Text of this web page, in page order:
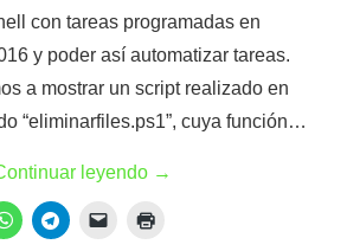
con tareas programadas en
y poder así automatizar tareas.
a mostrar un script realizado en
“eliminarfiles.ps1”, cuya función…
leyendo →